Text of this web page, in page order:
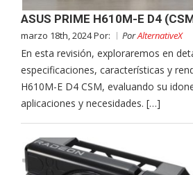
ASUS PRIME H610M-E D4
marzo 18th, 2024 Por: PorAlternativeX
En esta revisión, exploraremos en
especificaciones, características y
H610M-E D4 CSM, evaluando su
aplicaciones y necesidades. […]